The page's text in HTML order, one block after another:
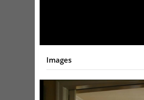
Images